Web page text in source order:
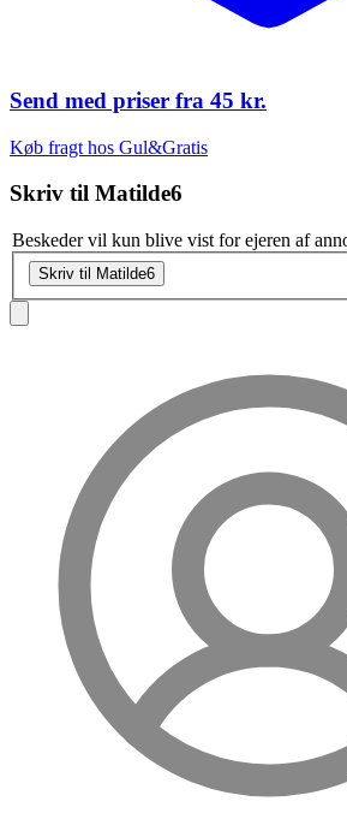
Send med priser fra 45 kr.
Køb fragt hos Gul&Gratis
Skriv til Matilde6
Beskeder vil kun blive vist for ejeren af
Skriv til Matilde6